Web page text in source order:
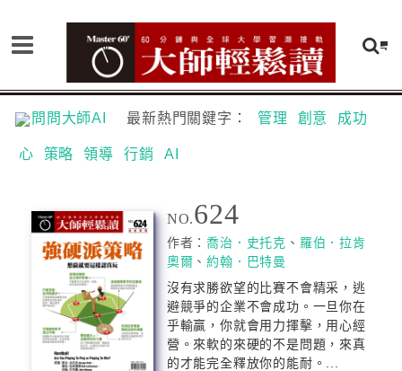
問問大師AI 最新熱門關鍵字： 管理 創意 成功
心 策略 領導 行銷 AI
NO.624
作者：喬治．史托克 、 羅伯．拉肯
奧爾 、約翰．巴特曼
沒有求勝欲望的比賽不會精采，逃
避競爭的企業不會成功。一旦你在
乎輸贏，你就會用力揮擊，用心經
營。來軟的來硬的不是問題，來真
的才能完全釋放你的能耐。...